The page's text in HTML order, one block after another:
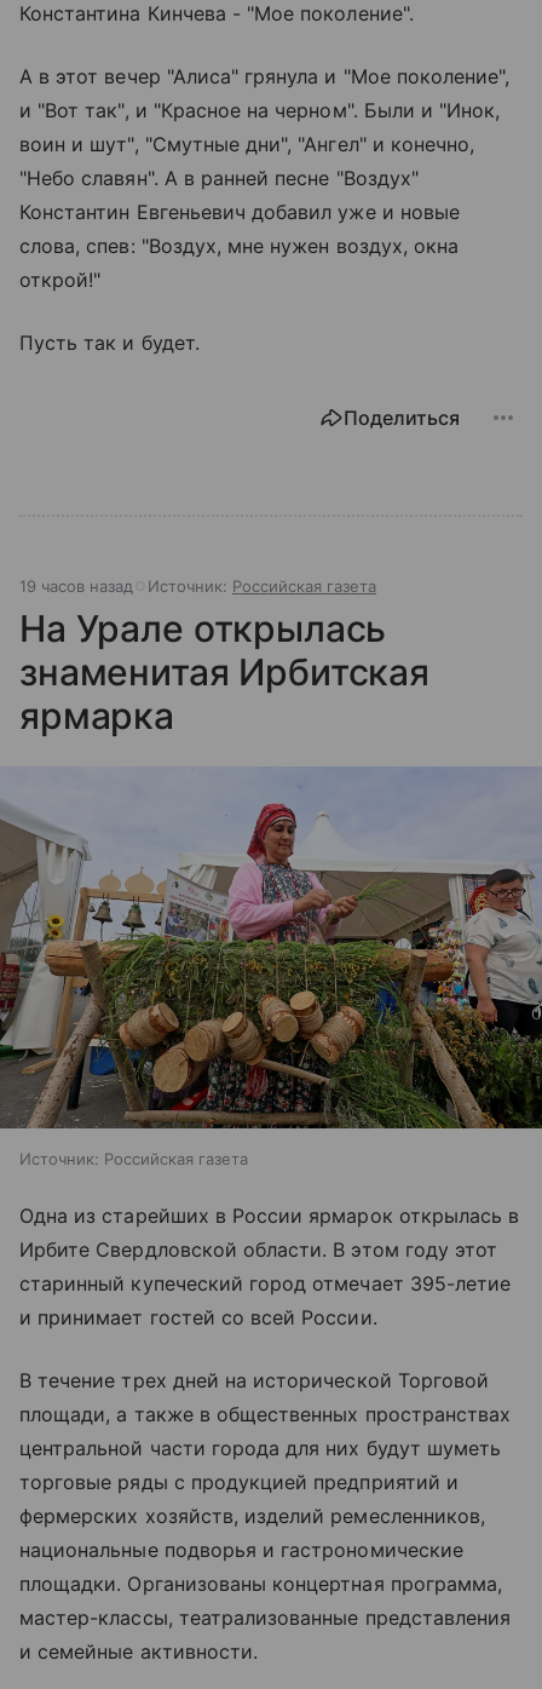
Константина Кинчева - "Мое поколение".
А в этот вечер "Алиса" грянула и "Мое поколение",
и "Вот так", и "Красное на черном". Были и "Инок,
воин и шут", "Смутные дни", "Ангел" и конечно,
"Небо славян". А в ранней песне "Воздух"
Константин Евгеньевич добавил уже и новые
слова, спев: "Воздух, мне нужен воздух, окна
открой!"
Пусть так и будет.
Поделиться
19 часов назад Источник: Российская газета
На Урале открылась
знаменитая Ирбитская
ярмарка
Источник: Российская газета
Одна из старейших в России ярмарок открылась в
Ирбите Свердловской области. В этом году этот
старинный купеческий город отмечает 395-летие
и принимает гостей со всей России.
В течение трех дней на исторической Торговой
площади, а также в общественных пространствах
центральной части города для них будут шуметь
торговые ряды с продукцией предприятий и
фермерских хозяйств, изделий ремесленников,
национальные подворья и гастрономические
площадки. Организованы концертная программа,
мастер-классы, театрализованные представления
и семейные активности.